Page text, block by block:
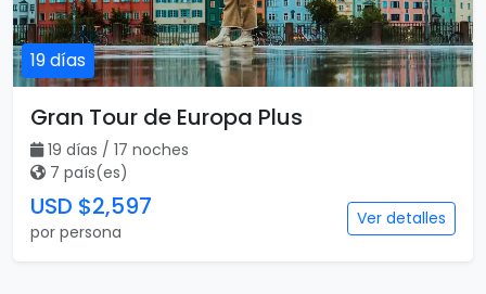
19 días
Gran Tour de Europa Plus
19 días / 17 noches
7 país(es)
USD $2,597
por persona
Ver detalles